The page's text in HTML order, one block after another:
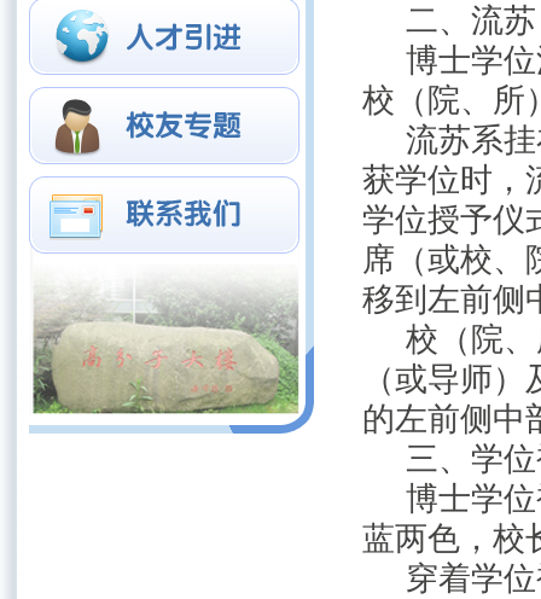
二、流苏
博士学
校（院、所
流苏系
获学位时，
学位授予仪
席（或校、
移到左前侧
校（院
（或导师
的左前侧中
三、学
博士学
蓝两色，校
穿着学